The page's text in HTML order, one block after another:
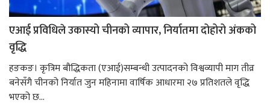
एआई प्रविधिले उकास्यो चीनको व्यापार, निर्यातमा दोहोरो अंकको
वृद्धि
हङकङ। कृत्रिम बौद्धिकता (एआई)सम्बन्धी उत्पादनको विश्वव्यापी माग तीव्र
बनेसँगै चीनको निर्यात जुन महिनामा वार्षिक आधारमा २७ प्रतिशतले वृद्धि
भएको छ...